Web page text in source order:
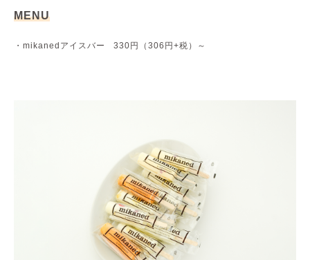
MENU
・mikanedアイスバー 330円（306円+税）～